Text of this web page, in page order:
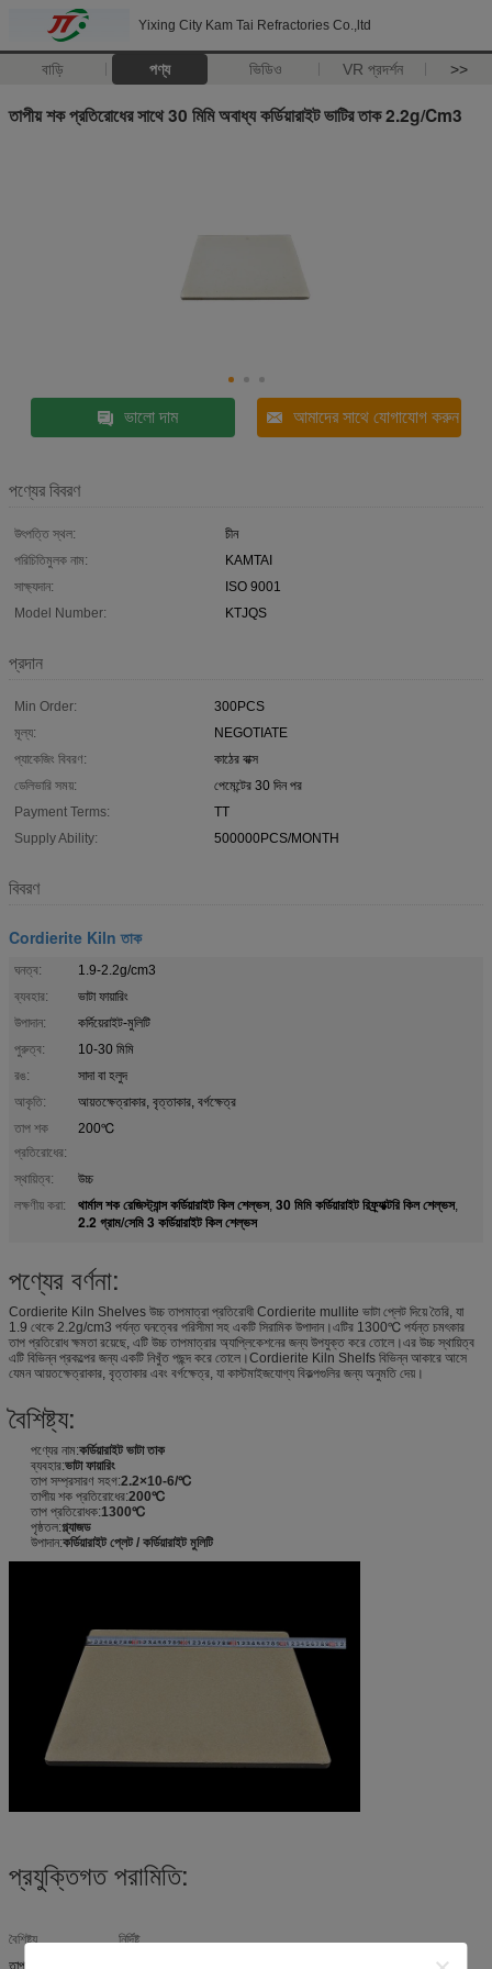
Yixing City Kam Tai Refractories Co.,ltd
বাড়ি পণ্য ভিডিও VR প্রদর্শন >>
তাপীয় শক প্রতিরোধের সাথে 30 মিমি অবাধ্য কর্ডিয়ারাইট ভাটির তাক 2.2g/Cm3
ভালো দাম আমাদের সাথে যোগাযোগ করুন
পণ্যের বিবরণ
উৎপত্তি স্থল:
চীন
পরিচিতিমুলক নাম:
KAMTAI
সাক্ষ্যদান:
ISO 9001
Model Number:
KTJQS
প্রদান
Min Order:
300PCS
মূল্য:
NEGOTIATE
প্যাকেজিং বিবরণ:
কাঠের বাক্স
ডেলিভারি সময়:
পেমেন্টের 30 দিন পর
Payment Terms:
TT
Supply Ability:
500000PCS/MONTH
বিবরণ
Cordierite Kiln তাক
ঘনত্ব:
1.9-2.2g/cm3
ব্যবহার:
ভাটা ফায়ারিং
উপাদান:
কর্দিয়েরাইট-মুলিটি
পুরুত্ব:
10-30 মিমি
রঙ:
সাদা বা হলুদ
আকৃতি:
আয়তক্ষেত্রাকার, বৃত্তাকার, বর্গক্ষেত্র
তাপ শক
প্রতিরোধের:
200℃
স্থায়িত্ব:
উচ্চ
লক্ষণীয় করা:
থার্মাল শক রেজিস্ট্যান্স কর্ডিয়ারাইট কিল শেল্ভস, 30 মিমি কর্ডিয়ারাইট রিফ্র্যাক্টরি কিল শেল্ভস,
2.2 গ্রাম/সেমি 3 কর্ডিয়ারাইট কিল শেল্ভস
পণ্যের বর্ণনা:
Cordierite Kiln Shelves উচ্চ তাপমাত্রা প্রতিরোধী Cordierite mullite ভাটা প্লেট দিয়ে তৈরি, যা
1.9 থেকে 2.2g/cm3 পর্যন্ত ঘনত্বের পরিসীমা সহ একটি সিরামিক উপাদান।এটির 1300℃ পর্যন্ত চমৎকার
তাপ প্রতিরোধ ক্ষমতা রয়েছে, এটি উচ্চ তাপমাত্রার অ্যাপ্লিকেশনের জন্য উপযুক্ত করে তোলে।এর উচ্চ স্থায়িত্ব
এটি বিভিন্ন প্রকল্পের জন্য একটি নিখুঁত পছন্দ করে তোলে।Cordierite Kiln Shelfs বিভিন্ন আকারে আসে
যেমন আয়তক্ষেত্রাকার, বৃত্তাকার এবং বর্গক্ষেত্র, যা কাস্টমাইজযোগ্য বিকল্পগুলির জন্য অনুমতি দেয়।
বৈশিষ্ট্য:
পণ্যের নাম:কর্ডিয়ারাইট ভাটা তাক
ব্যবহার:ভাটা ফায়ারিং
তাপ সম্প্রসারণ সহগ:2.2×10-6/℃
তাপীয় শক প্রতিরোধের:200℃
তাপ প্রতিরোধক:1300℃
পৃষ্ঠতল:গ্ল্যাজড
উপাদান:কর্ডিয়ারাইট প্লেট / কর্ডিয়ারাইট মুলিটি
প্রযুক্তিগত পরামিতি:
বৈশিষ্ট্য
নির্দিষ্ট
তাপ প্রতিরোধক